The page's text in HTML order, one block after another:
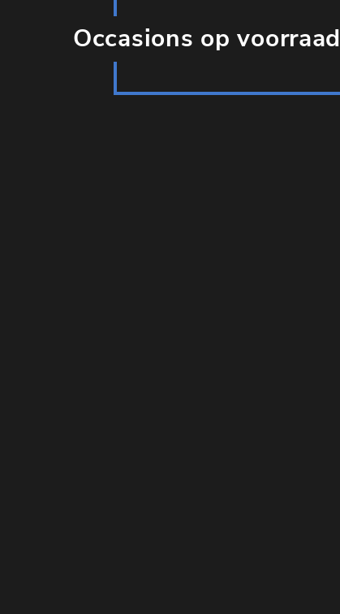
Occasions op voorraad